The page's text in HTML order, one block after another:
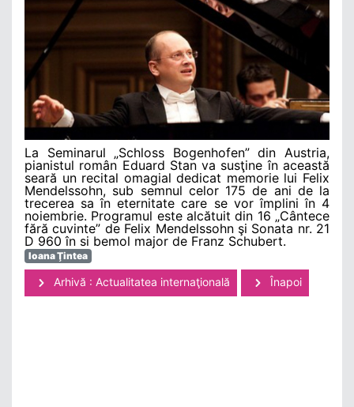
La Seminarul „Schloss Bogenhofen” din Austria,
pianistul român Eduard Stan va susţine în această
seară un recital omagial dedicat memorie lui Felix
Mendelssohn, sub semnul celor 175 de ani de la
trecerea sa în eternitate care se vor împlini în 4
noiembrie. Programul este alcătuit din 16 „Cântece
fără cuvinte” de Felix Mendelssohn şi Sonata nr. 21
D 960 în si bemol major de Franz Schubert.
Ioana Ţintea
Arhivă : Actualitatea internaţională Înapoi